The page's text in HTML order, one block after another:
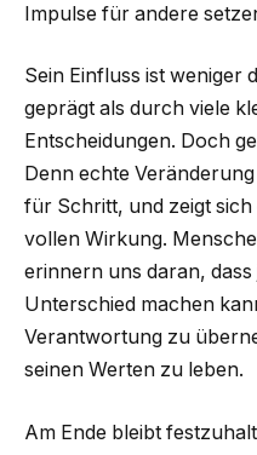
Impulse für andere
Sein Einfluss ist weniger
geprägt als durch viele
Entscheidungen. Doch
Denn echte
für Schritt, und zeigt
vollen Wirkung.
erinnern uns daran,
Unterschied machen
Verantwortung zu
seinen Werten zu leben.
Am Ende bleibt